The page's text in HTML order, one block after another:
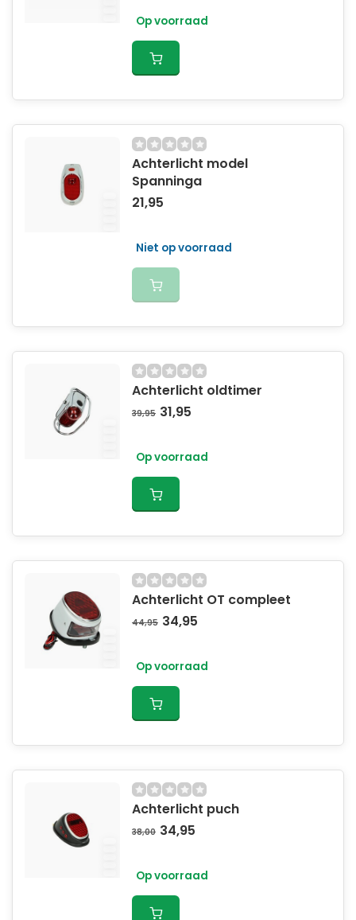
Op voorraad
Achterlicht model
Spanninga
21,95
Niet op voorraad
Achterlicht oldtimer
39,95 31,95
Op voorraad
Achterlicht OT compleet
44,95 34,95
Op voorraad
Achterlicht puch
38,00 34,95
Op voorraad